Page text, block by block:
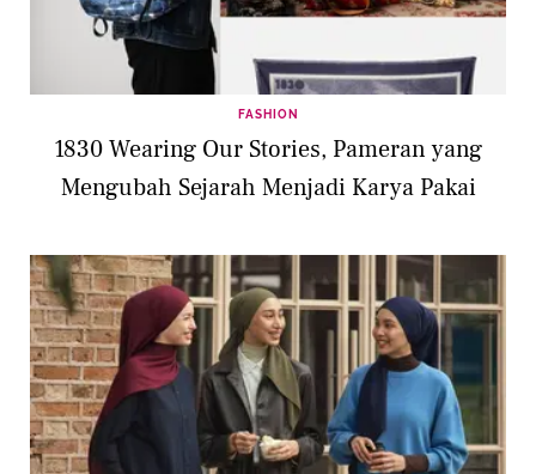
FASHION
1830 Wearing Our Stories, Pameran yang
Mengubah Sejarah Menjadi Karya Pakai